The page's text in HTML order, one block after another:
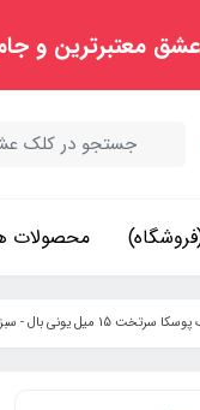
معتبرترین و
محصولات
15 میل یونی بال - سبز